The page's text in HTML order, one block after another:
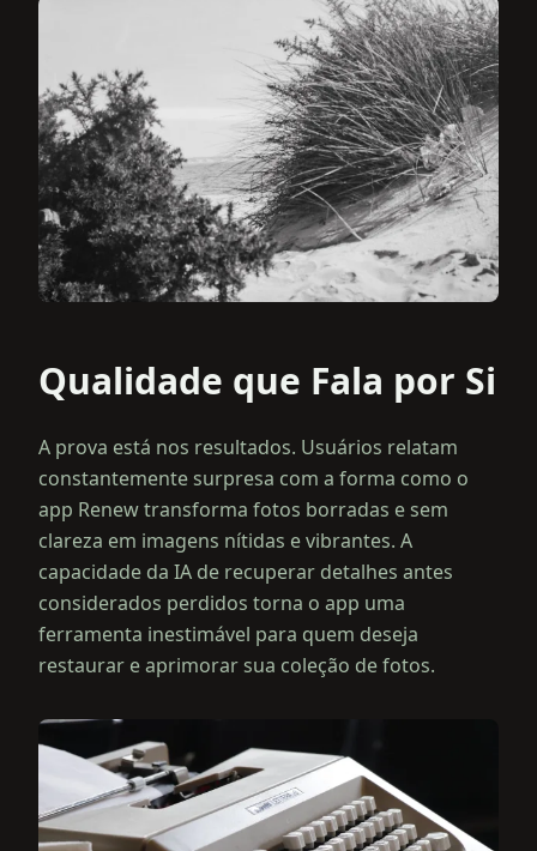
Qualidade que Fala por Si
A prova está nos resultados. Usuários relatam
constantemente surpresa com a forma como o
app Renew transforma fotos borradas e sem
clareza em imagens nítidas e vibrantes. A
capacidade da IA de recuperar detalhes antes
considerados perdidos torna o app uma
ferramenta inestimável para quem deseja
restaurar e aprimorar sua coleção de fotos.